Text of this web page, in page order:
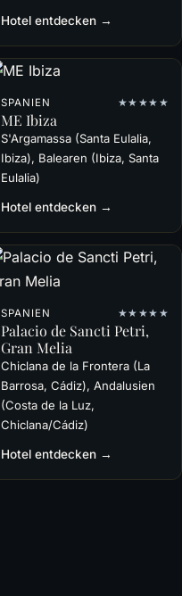
Hotel entdecken →
SPANIEN ★★★★★
ME Ibiza
S'Argamassa (Santa Eulalia,
Ibiza), Balearen (Ibiza, Santa
Eulalia)
Hotel entdecken →
SPANIEN ★★★★★
Palacio de Sancti Petri,
Gran Melia
Chiclana de la Frontera (La
Barrosa, Cádiz), Andalusien
(Costa de la Luz,
Chiclana/Cádiz)
Hotel entdecken →